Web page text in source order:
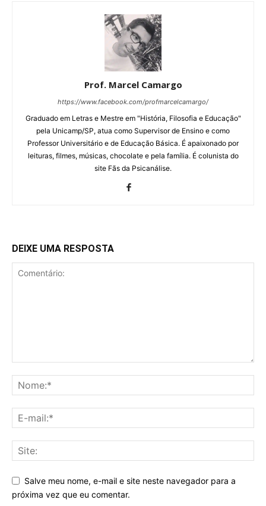
Prof. Marcel Camargo
https://www.facebook.com/profmarcelcamargo/
Graduado em Letras e Mestre em "História, Filosofia e Educação"
pela Unicamp/SP, atua como Supervisor de Ensino e como
Professor Universitário e de Educação Básica. É apaixonado por
leituras, filmes, músicas, chocolate e pela família. É colunista do
site Fãs da Psicanálise.
DEIXE UMA RESPOSTA
Salve meu nome, e-mail e site neste navegador para a
próxima vez que eu comentar.